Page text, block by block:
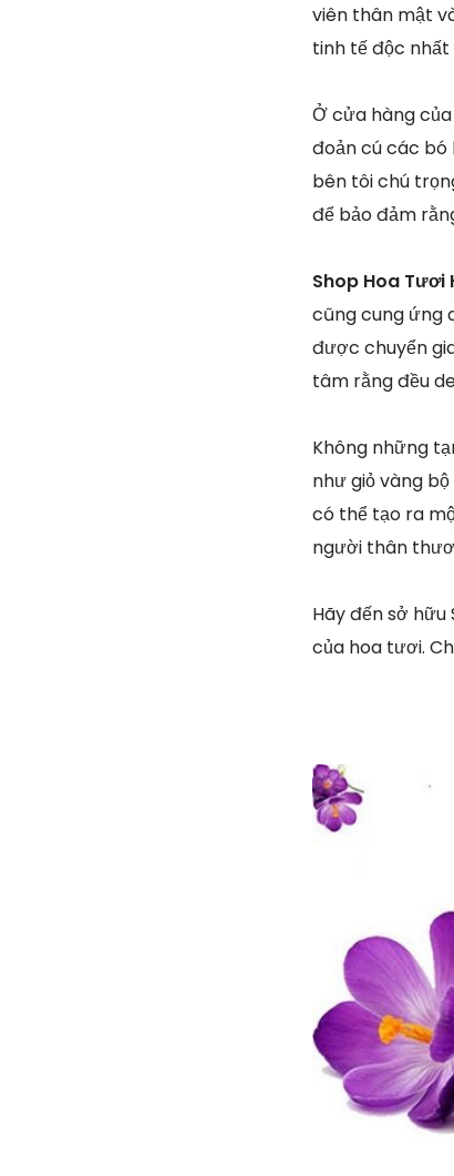
viên thân mật
tinh tế độc
Ở cửa hàng
đoản cú các bó
bên tôi chú
để bảo đảm
Shop Hoa Tươi
cũng cung ứng
được chuyển
tâm rằng đều
Không những
như giỏ vàng
có thể tạo ra
người thân
Hãy đến sở
của hoa tươi.